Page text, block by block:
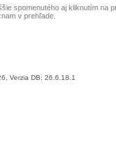
spomenutého aj kliknutím na
v prehľade.
Verzia DB: 26.6.18.1